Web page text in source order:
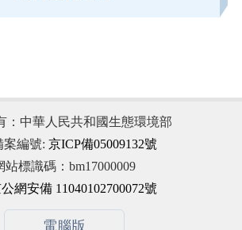
：中華人民共和國生態環境部
案編號: 京ICP備05009132號
站標識碼：bm17000009
網安備 11040102700072號
電腦版